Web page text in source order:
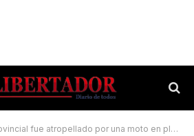
fue atropellado por una moto en pleno centro